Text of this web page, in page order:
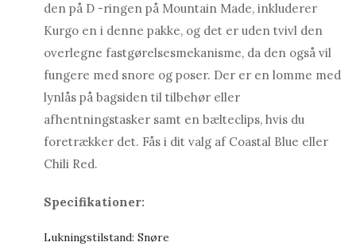
den på D -ringen på Mountain Made, inkluderer
Kurgo en i denne pakke, og det er uden tvivl den
overlegne fastgørelsesmekanisme, da den også vil
fungere med snore og poser. Der er en lomme med
lynlås på bagsiden til tilbehør eller
afhentningstasker samt en bælteclips, hvis du
foretrækker det. Fås i dit valg af Coastal Blue eller
Chili Red.
Specifikationer:
Lukningstilstand: Snøre